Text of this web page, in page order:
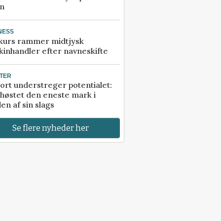
rammer midtjysk
efter navneskifte
understreger potentialet:
den eneste mark i
af sin slags
Se flere nyheder her